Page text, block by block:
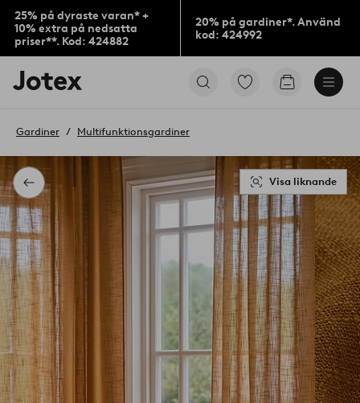
25% på dyraste varan* +
10% extra på nedsatta
priser**. Kod: 424882
20% på gardiner*. Använd
kod: 424992
Jotex
logotyp
till
Gå
Gå
Tillbaka
Gardiner Multifunktionsgardiner
Visa liknande